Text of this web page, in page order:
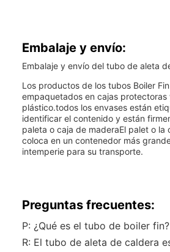
Embalaje y envío:
Embalaje y envío del tubo de aleta
Los productos de los tubos Boiler
empaquetados en cajas protectoras
plástico.todos los envases están
identificar el contenido y están
paleta o caja de maderaEl palet o la
coloca en un contenedor más
intemperie para su transporte.
Preguntas frecuentes:
P: ¿Qué es el tubo de boiler fin?
R: El tubo de aleta de caldera